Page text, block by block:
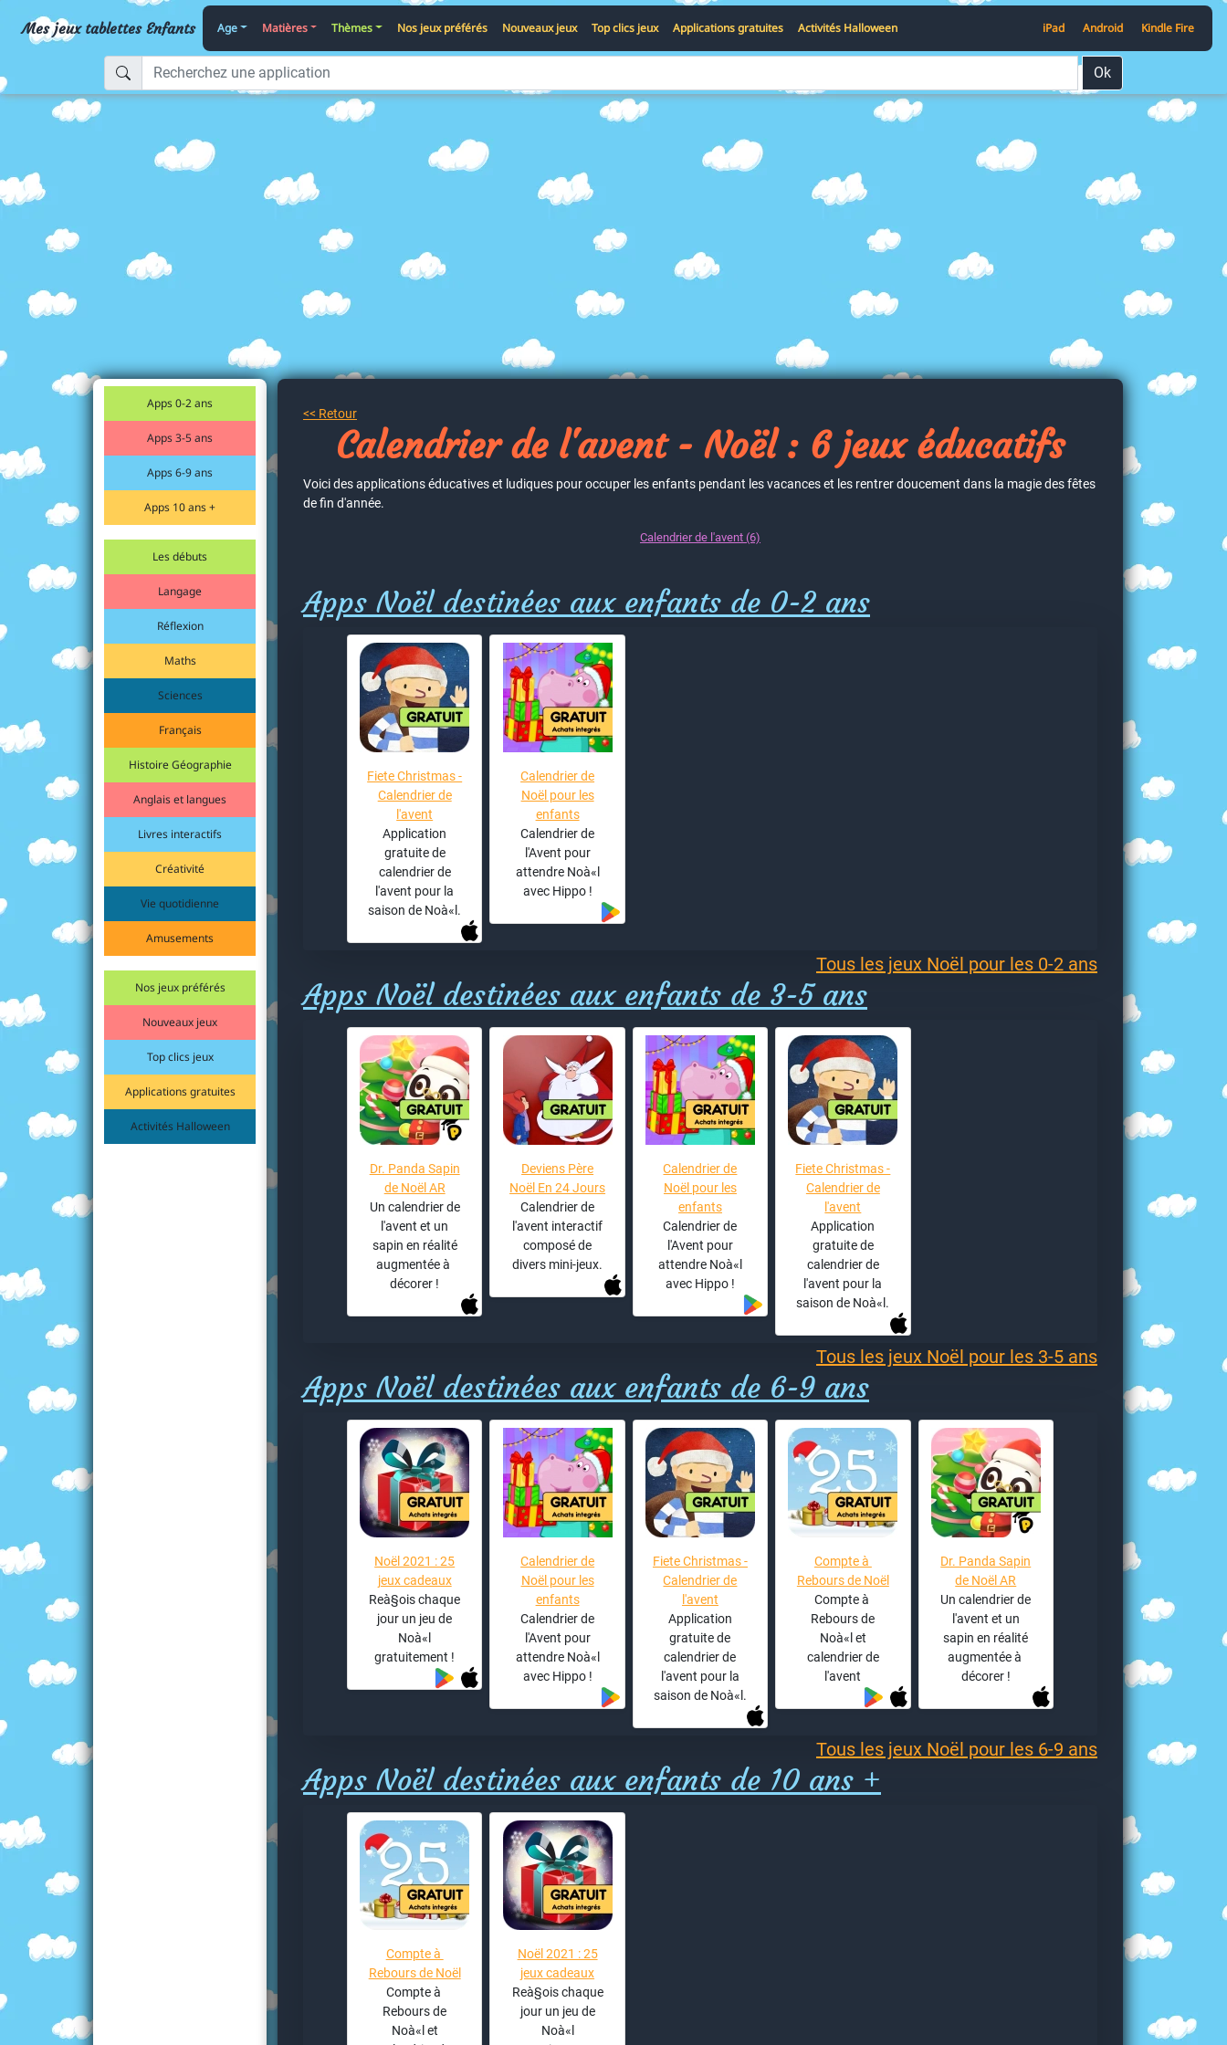
Mes jeux tablettes Enfants Age Matières Thèmes Nos jeux préférés Nouveaux jeux Top clics jeux Applications gratuites Activités Halloween iPad Android Kindle Fire
Ok
Apps 0-2 ans
Apps 3-5 ans
Apps 6-9 ans
Apps 10 ans +
Les débuts
Langage
Réflexion
Maths
Sciences
Français
Histoire Géographie
Anglais et langues
Livres interactifs
Créativité
Vie quotidienne
Amusements
Nos jeux préférés
Nouveaux jeux
Top clics jeux
Applications gratuites
Activités Halloween
<< Retour
Calendrier de l'avent - Noël : 6 jeux éducatifs
Voici des applications éducatives et ludiques pour occuper les enfants pendant les vacances et les rentrer doucement dans la magie des fêtes
de fin d'année.
Calendrier de l'avent (6)
Apps Noël destinées aux enfants de 0-2 ans
Fiete Christmas -
Calendrier de
l'avent
Application
gratuite de
calendrier de
l'avent pour la
saison de Noà«l.
Calendrier de
Noël pour les
enfants
Calendrier de
l'Avent pour
attendre Noà«l
avec Hippo !
Tous les jeux Noël pour les 0-2 ans
Apps Noël destinées aux enfants de 3-5 ans
Dr. Panda Sapin
de Noël AR
Un calendrier de
l'avent et un
sapin en réalité
augmentée à
décorer !
Deviens Père
Noël En 24 Jours
Calendrier de
l'avent interactif
composé de
divers mini-jeux.
Calendrier de
Noël pour les
enfants
Calendrier de
l'Avent pour
attendre Noà«l
avec Hippo !
Fiete Christmas -
Calendrier de
l'avent
Application
gratuite de
calendrier de
l'avent pour la
saison de Noà«l.
Tous les jeux Noël pour les 3-5 ans
Apps Noël destinées aux enfants de 6-9 ans
Noël 2021 : 25
jeux cadeaux
Reà§ois chaque
jour un jeu de
Noà«l
gratuitement !
Calendrier de
Noël pour les
enfants
Calendrier de
l'Avent pour
attendre Noà«l
avec Hippo !
Fiete Christmas -
Calendrier de
l'avent
Application
gratuite de
calendrier de
l'avent pour la
saison de Noà«l.
Compte à
Rebours de Noël
Compte à
Rebours de
Noà«l et
calendrier de
l'avent
Dr. Panda Sapin
de Noël AR
Un calendrier de
l'avent et un
sapin en réalité
augmentée à
décorer !
Tous les jeux Noël pour les 6-9 ans
Apps Noël destinées aux enfants de 10 ans +
Compte à
Rebours de Noël
Compte à
Rebours de
Noà«l et
Noël 2021 : 25
jeux cadeaux
Reà§ois chaque
jour un jeu de
Noà«l